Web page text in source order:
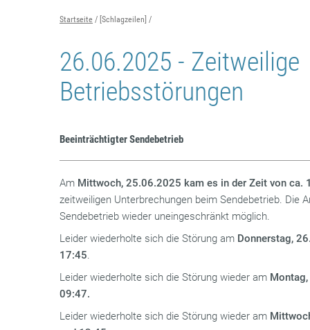
Startseite [Schlagzeilen]
26.06.2025 - Zeitweilige
Betriebsstörungen
Beeinträchtigter Sendebetrieb
Am Mittwoch, 25.06.2025 kam es in der Zeit von ca.
zeitweiligen Unterbrechungen beim Sendebetrieb. Die
Sendebetrieb wieder uneingeschränkt möglich.
Leider wiederholte sich die Störung am Donnerstag,
17:45.
Leider wiederholte sich die Störung wieder am
09:47.
Leider wiederholte sich die Störung wieder am